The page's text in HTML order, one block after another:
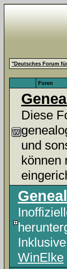
"Deutsches Forum
Foren
Diese
und
können
WinElke